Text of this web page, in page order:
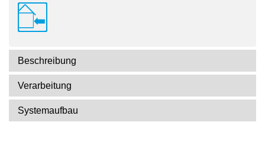
Beschreibung
Verarbeitung
Systemaufbau